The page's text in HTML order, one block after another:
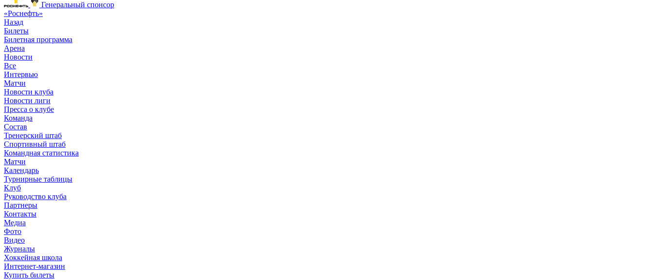
Генеральный спонсор
«Роснефть»
Назад
Билеты
Билетная программа
Арена
Новости
Все
Интервью
Матчи
Новости клуба
Новости лиги
Пресса о клубе
Команда
Состав
Тренерский штаб
Спортивный штаб
Командная статистика
Матчи
Календарь
Турнирные таблицы
Клуб
Руководство клуба
Партнеры
Контакты
Медиа
Фото
Видео
Журналы
Хоккейная школа
Интернет-магазин
Купить билеты